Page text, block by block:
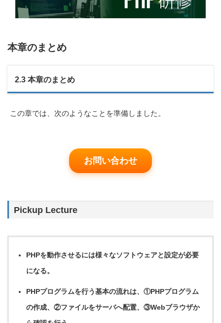
本章のまとめ
2.3 本章のまとめ
この章では、次のようなことを準備しました。
お問い合わせ
Pickup Lecture
PHPを動作させるには様々なソフトウェアと設定が必要
になる。
PHPプログラムを行う基本の流れは、①PHPプログラム
の作成、②ファイルをサーバへ配置、③Webブラウザか